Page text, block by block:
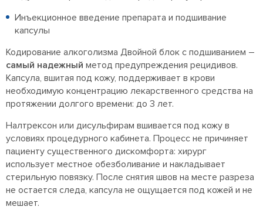
Инъекционное введение препарата и подшивание
капсулы
Кодирование алкоголизма Двойной блок с подшиванием –
самый надежный метод предупреждения рецидивов.
Капсула, вшитая под кожу, поддерживает в крови
необходимую концентрацию лекарственного средства на
протяжении долгого времени: до 3 лет.
Налтрексон или дисульфирам вшивается под кожу в
условиях процедурного кабинета. Процесс не причиняет
пациенту существенного дискомфорта: хирург
использует местное обезболивание и накладывает
стерильную повязку. После снятия швов на месте разреза
не остается следа, капсула не ощущается под кожей и не
мешает.